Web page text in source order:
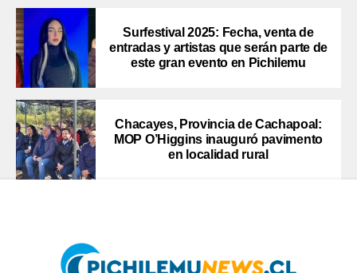
Surfestival 2025: Fecha, venta de
entradas y artistas que serán parte de
este gran evento en Pichilemu
Chacayes, Provincia de Cachapoal:
MOP O’Higgins inauguró pavimento
en localidad rural